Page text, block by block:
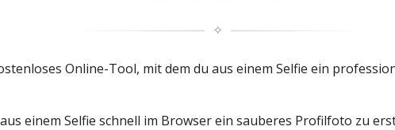
✧
Online-Tool, mit dem du aus einem Selfie ein
einem Selfie schnell im Browser ein sauberes Profilfoto zu